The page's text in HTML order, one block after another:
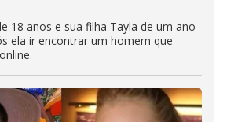
18 anos e sua filha Tayla de um ano
ela ir encontrar um homem que